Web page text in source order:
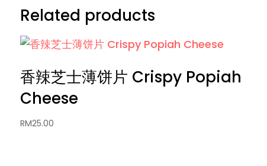
Related products
香辣芝士薄饼片 Crispy Popiah
Cheese
RM25.00